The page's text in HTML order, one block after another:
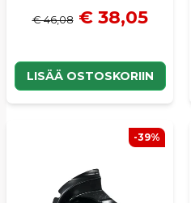
€ 46,08 € 38,05
LISÄÄ OSTOSKORIIN
-39%